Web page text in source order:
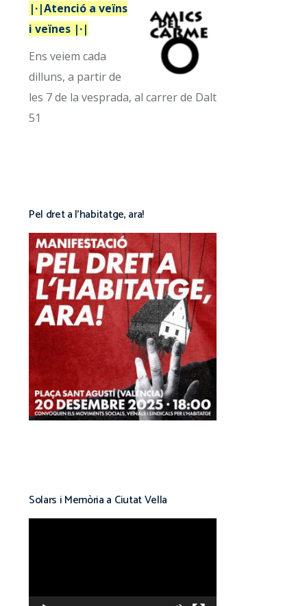
|·|Atenció a veïns
i veïnes |·|
Ens veiem cada
dilluns, a partir de
les 7 de la vesprada, al carrer de Dalt
51
Pel dret a l’habitatge, ara!
Solars i Memòria a Ciutat Vella